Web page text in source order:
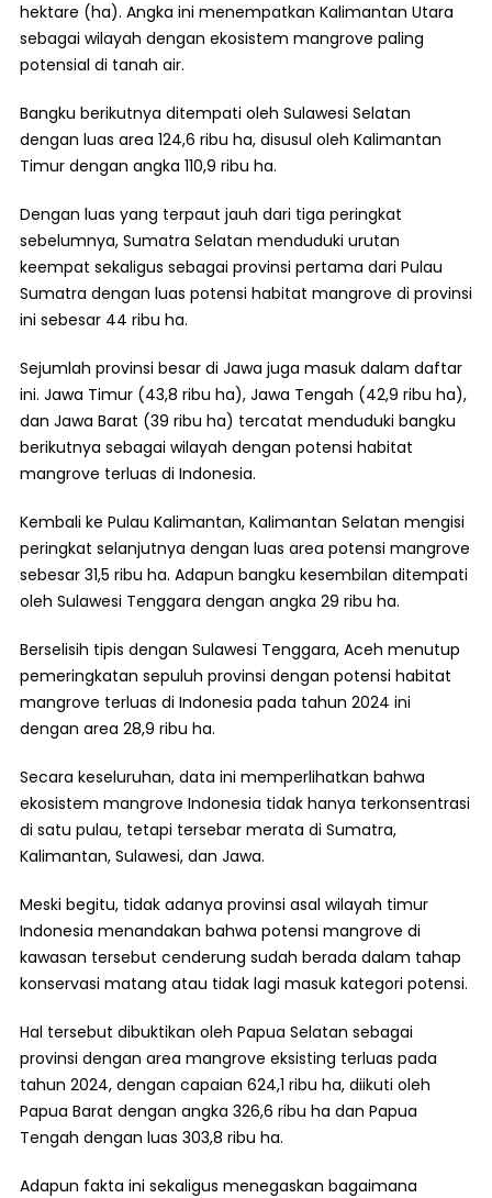
hektare (ha). Angka ini menempatkan Kalimantan Utara
sebagai wilayah dengan ekosistem mangrove paling
potensial di tanah air.
Bangku berikutnya ditempati oleh Sulawesi Selatan
dengan luas area 124,6 ribu ha, disusul oleh Kalimantan
Timur dengan angka 110,9 ribu ha.
Dengan luas yang terpaut jauh dari tiga peringkat
sebelumnya, Sumatra Selatan menduduki urutan
keempat sekaligus sebagai provinsi pertama dari Pulau
Sumatra dengan luas potensi habitat mangrove di provinsi
ini sebesar 44 ribu ha.
Sejumlah provinsi besar di Jawa juga masuk dalam daftar
ini. Jawa Timur (43,8 ribu ha), Jawa Tengah (42,9 ribu ha),
dan Jawa Barat (39 ribu ha) tercatat menduduki bangku
berikutnya sebagai wilayah dengan potensi habitat
mangrove terluas di Indonesia.
Kembali ke Pulau Kalimantan, Kalimantan Selatan mengisi
peringkat selanjutnya dengan luas area potensi mangrove
sebesar 31,5 ribu ha. Adapun bangku kesembilan ditempati
oleh Sulawesi Tenggara dengan angka 29 ribu ha.
Berselisih tipis dengan Sulawesi Tenggara, Aceh menutup
pemeringkatan sepuluh provinsi dengan potensi habitat
mangrove terluas di Indonesia pada tahun 2024 ini
dengan area 28,9 ribu ha.
Secara keseluruhan, data ini memperlihatkan bahwa
ekosistem mangrove Indonesia tidak hanya terkonsentrasi
di satu pulau, tetapi tersebar merata di Sumatra,
Kalimantan, Sulawesi, dan Jawa.
Meski begitu, tidak adanya provinsi asal wilayah timur
Indonesia menandakan bahwa potensi mangrove di
kawasan tersebut cenderung sudah berada dalam tahap
konservasi matang atau tidak lagi masuk kategori potensi.
Hal tersebut dibuktikan oleh Papua Selatan sebagai
provinsi dengan area mangrove eksisting terluas pada
tahun 2024, dengan capaian 624,1 ribu ha, diikuti oleh
Papua Barat dengan angka 326,6 ribu ha dan Papua
Tengah dengan luas 303,8 ribu ha.
Adapun fakta ini sekaligus menegaskan bagaimana